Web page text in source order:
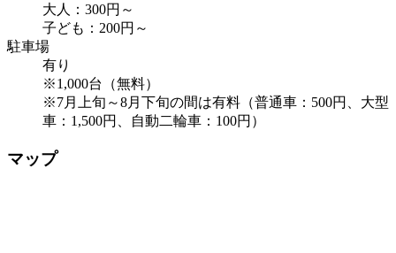
大人：300円～
子ども：200円～
駐車場
有り
※1,000台（無料）
※7月上旬～8月下旬の間は有料（普通車：500円、大型
車：1,500円、自動二輪車：100円）
マップ